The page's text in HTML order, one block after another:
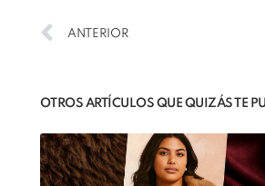
ANTERIOR
OTROS ARTÍCULOS QUE QUIZÁS TE